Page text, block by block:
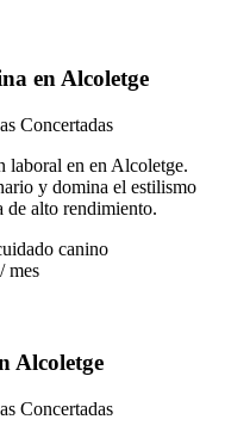
en Alcoletge
Concertadas
laboral en en Alcoletge.
y domina el estilismo
de alto rendimiento.
canino
mes
Alcoletge
Concertadas